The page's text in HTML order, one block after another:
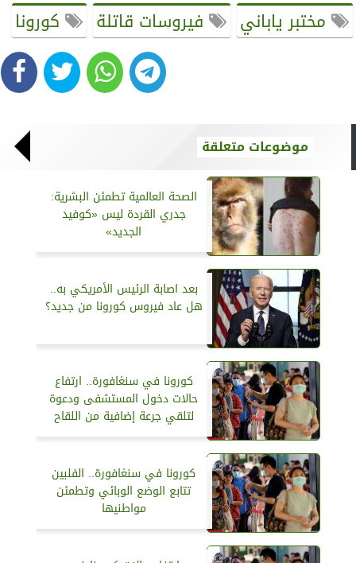
مختبر ياباني فيروسات قاتلة كورونا
موضوعات متعلقة
الصحة العالمية تطمئن البشرية:
جدري القردة ليس «كوفيد
الجديد»
بعد اصابة الرئيس الأمريكي به..
هل عاد فيروس كورونا من جديد؟
كورونا في سنغافورة.. ارتفاع
حالات دخول المستشفى ودعوة
لتلقي جرعة إضافية من اللقاح
كورونا في سنغافورة.. الفلبين
تتابع الوضع الوبائي وتطمئن
مواطنيها